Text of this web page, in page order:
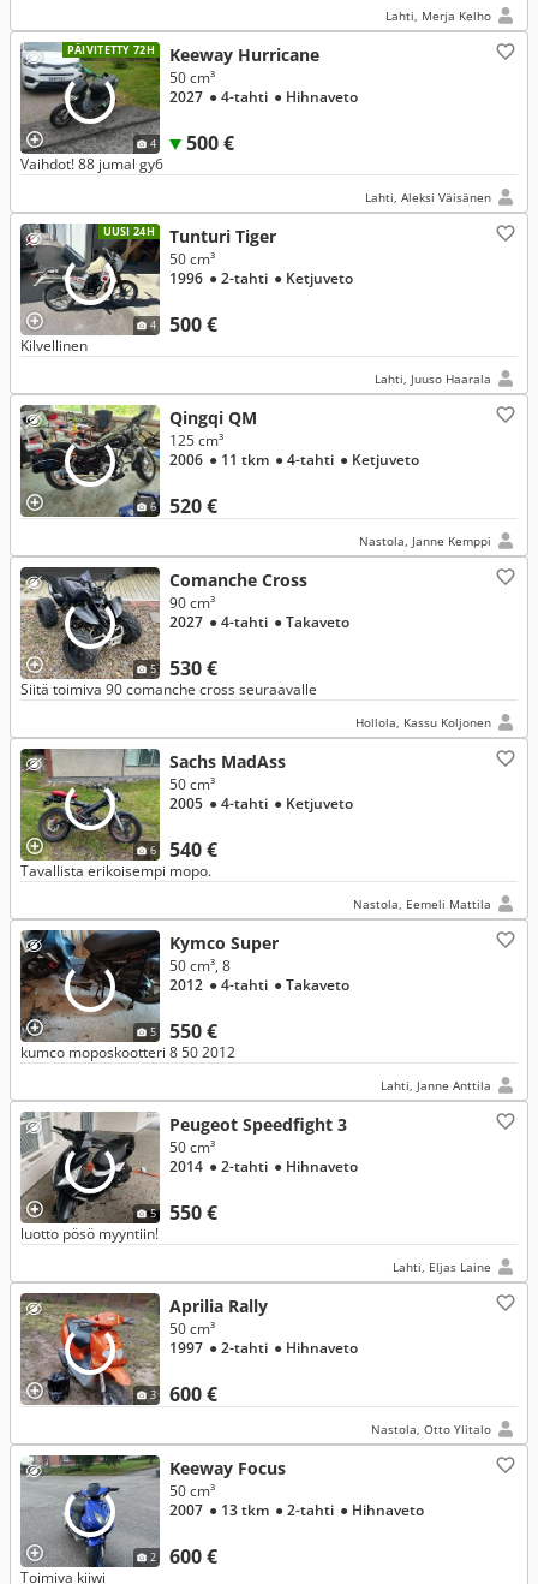
Lahti, Merja Kelho
PÄIVITETTY 72H
4
Keeway Hurricane
500 €
50 cm³
2027 ● 4-tahti ● Hihnaveto
Vaihdot! 88 jumal gy6
Lahti, Aleksi Väisänen
UUSI 24H
4
Tunturi Tiger
500 €
50 cm³
1996 ● 2-tahti ● Ketjuveto
Kilvellinen
Lahti, Juuso Haarala
6
Qingqi QM
520 €
125 cm³
2006 ● 11 tkm ● 4-tahti ● Ketjuveto
Nastola, Janne Kemppi
5
Comanche Cross
530 €
90 cm³
2027 ● 4-tahti ● Takaveto
Siitä toimiva 90 comanche cross seuraavalle
Hollola, Kassu Koljonen
6
Sachs MadAss
540 €
50 cm³
2005 ● 4-tahti ● Ketjuveto
Tavallista erikoisempi mopo.
Nastola, Eemeli Mattila
5
Kymco Super
550 €
50 cm³, 8
2012 ● 4-tahti ● Takaveto
kumco moposkootteri 8 50 2012
Lahti, Janne Anttila
5
Peugeot Speedfight 3
550 €
50 cm³
2014 ● 2-tahti ● Hihnaveto
luotto pösö myyntiin!
Lahti, Eljas Laine
3
Aprilia Rally
600 €
50 cm³
1997 ● 2-tahti ● Hihnaveto
Nastola, Otto Ylitalo
2
Keeway Focus
600 €
50 cm³
2007 ● 13 tkm ● 2-tahti ● Hihnaveto
Toimiva kiiwi